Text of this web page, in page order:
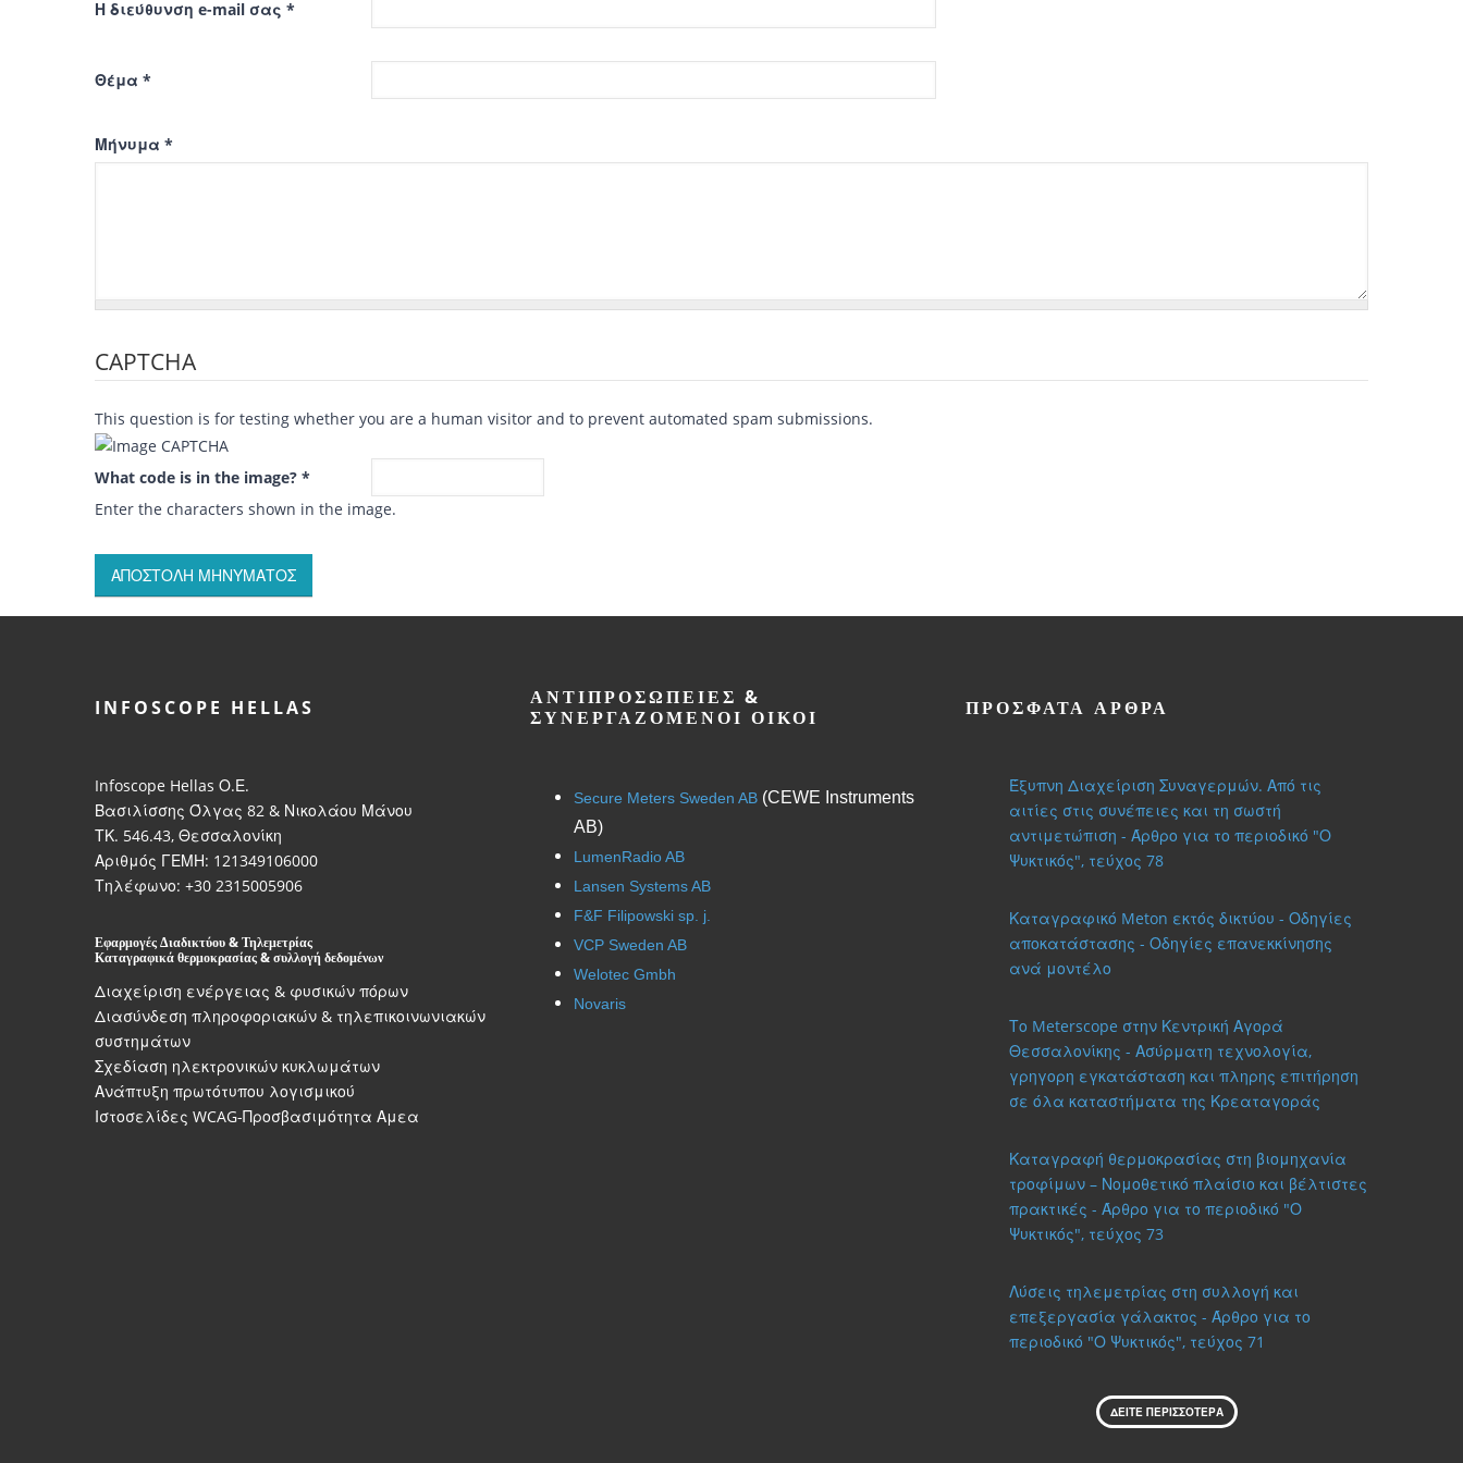
Η διεύθυνση e-mail σας *
Θέμα *
Μήνυμα *
CAPTCHA
This question is for testing whether you are a human visitor and to prevent automated spam submissions.
What code is in the image? *
Enter the characters shown in the image.
INFOSCOPE HELLAS
Infoscope Hellas Ο.Ε.
Βασιλίσσης Όλγας 82 & Νικολάου Μάνου
ΤΚ. 546.43, Θεσσαλονίκη
Αριθμός ΓΕΜΗ: 121349106000
Τηλέφωνο: +30 2315005906
Εφαρμογές Διαδικτύου & Τηλεμετρίας
Καταγραφικά θερμοκρασίας & συλλογή δεδομένων
Διαχείριση ενέργειας & φυσικών πόρων
Διασύνδεση πληροφοριακών & τηλεπικοινωνιακών
συστημάτων
Σχεδίαση ηλεκτρονικών κυκλωμάτων
Ανάπτυξη πρωτότυπου λογισμικού
Ιστοσελίδες WCAG-Προσβασιμότητα Αμεα
ΑΝΤΙΠΡΟΣΩΠΕΊΕΣ &
ΣΥΝΕΡΓΑΖΌΜΕΝΟΙ ΟΊΚΟΙ
Secure Meters Sweden AB(CEWE Instruments
AB)
LumenRadio AB
Lansen Systems AB
F&F Filipowski sp. j.
VCP Sweden AB
Welotec Gmbh
Novaris
ΠΡΌΣΦΑΤΑ ΆΡΘΡΑ
Έξυπνη Διαχείριση Συναγερμών. Από τις
αιτίες στις συνέπειες και τη σωστή
αντιμετώπιση - Άρθρο για το περιοδικό "Ο
Ψυκτικός", τεύχος 78
Καταγραφικό Meton εκτός δικτύου - Οδηγίες
αποκατάστασης - Οδηγίες επανεκκίνησης
ανά μοντέλο
Το Meterscope στην Κεντρική Αγορά
Θεσσαλονίκης - Ασύρματη τεχνολογία,
γρηγορη εγκατάσταση και πληρης επιτήρηση
σε όλα καταστήματα της Κρεαταγοράς
Καταγραφή θερμοκρασίας στη βιομηχανία
τροφίμων – Νομοθετικό πλαίσιο και βέλτιστες
πρακτικές - Άρθρο για το περιοδικό "Ο
Ψυκτικός", τεύχος 73
Λύσεις τηλεμετρίας στη συλλογή και
επεξεργασία γάλακτος - Άρθρο για το
περιοδικό "Ο Ψυκτικός", τεύχος 71
ΔΕΙΤΕ ΠΕΡΙΣΣΟΤΕΡΑ